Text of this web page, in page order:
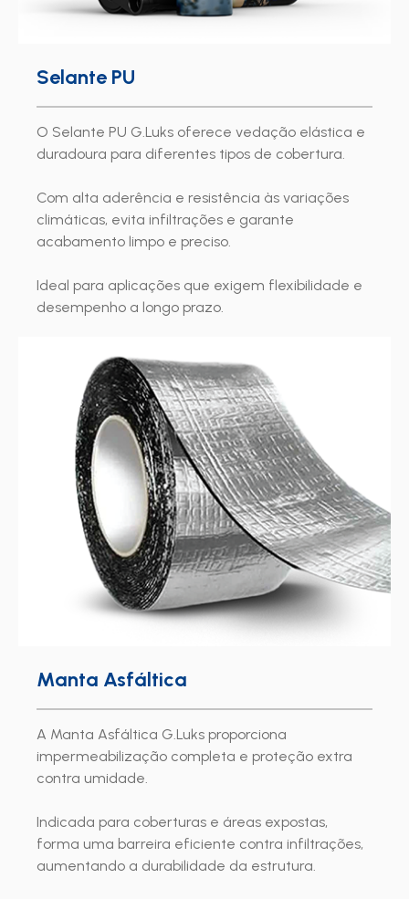
Selante PU
O Selante PU G.Luks oferece vedação elástica e
duradoura para diferentes tipos de cobertura.
Com alta aderência e resistência às variações
climáticas, evita infiltrações e garante
acabamento limpo e preciso.
Ideal para aplicações que exigem flexibilidade e
desempenho a longo prazo.
Manta Asfáltica
A Manta Asfáltica G.Luks proporciona
impermeabilização completa e proteção extra
contra umidade.
Indicada para coberturas e áreas expostas,
forma uma barreira eficiente contra infiltrações,
aumentando a durabilidade da estrutura.